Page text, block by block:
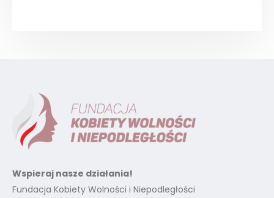
Wspieraj nasze działania!
Fundacja Kobiety Wolności i Niepodległości